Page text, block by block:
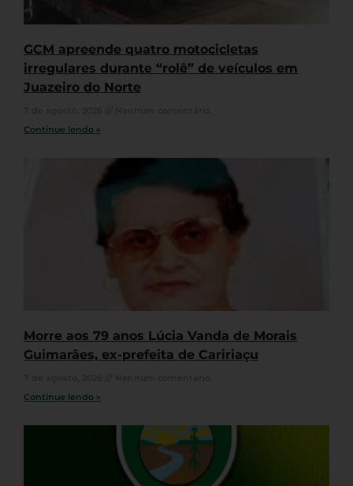
GCM apreende quatro motocicletas
irregulares durante “rolê” de veículos em
Juazeiro do Norte
Continue lendo »
Morre aos 79 anos Lúcia Vanda de Morais
Guimarães, ex-prefeita de Caririaçu
Continue lendo »